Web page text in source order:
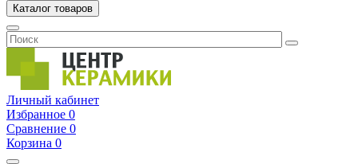
Каталог товаров
Личный кабинет
Избранное 0
Сравнение 0
Корзина 0